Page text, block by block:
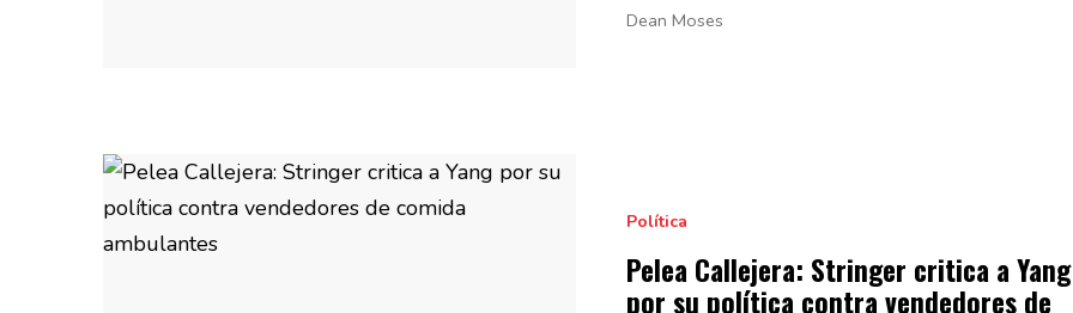
Dean Moses
Política
Pelea Callejera: Stringer critica a Yang
por su política contra vendedores de